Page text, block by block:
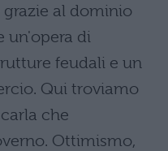
al dominio
un'opera di
feudali e un
Qui troviamo
che
Ottimismo,